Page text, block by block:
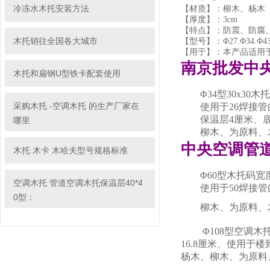
冷冻水木托安装方法
木托销往全国各大城市
木托和扁钢U型铁卡配套使用
采购木托 -空调木托 的生产厂家在
哪里
木托 木卡 木哈夫型号规格标准
空调木托 管道空调木托保温层40*4
0型：
【材质】：柳木、杨木
【厚度】：3cm
【特点】：防震、防
【型号】：
【用于】：本产品适
南京批发中
Φ34型30x30木托
使用于26焊接管
保温层4厘米、底
柳木、为原料、木
中央空调管
Φ60型木托码宽度
使用于50焊接管
柳木、为原料、木
Φ108型空调木托
16.8厘米、使用于
杨木、柳木、为原